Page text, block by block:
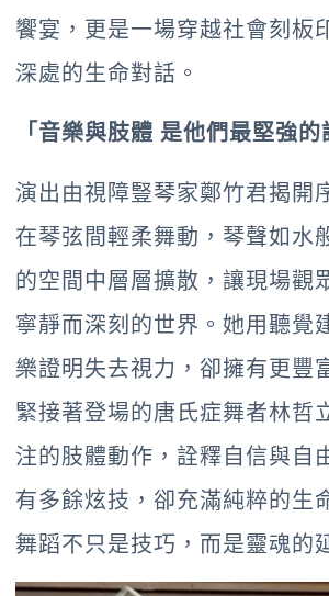
饗宴，更是一場穿越社會刻板
深處的生命對話。
「音樂與肢體 是他們最堅強的
演出由視障豎琴家鄭竹君揭開
在琴弦間輕柔舞動，琴聲如水
的空間中層層擴散，讓現場觀
寧靜而深刻的世界。她用聽覺
樂證明失去視力，卻擁有更豐
緊接著登場的唐氏症舞者林哲
注的肢體動作，詮釋自信與自
有多餘炫技，卻充滿純粹的生
舞蹈不只是技巧，而是靈魂的